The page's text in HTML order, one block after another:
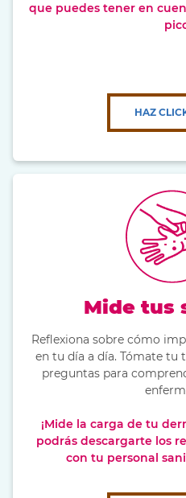
que puedes tener en
HAZ
Mide tus
Reflexiona sobre cómo
en tu día a día. Tómate tu
preguntas para
¡Mide la carga de tu
podrás descargarte los
con tu personal